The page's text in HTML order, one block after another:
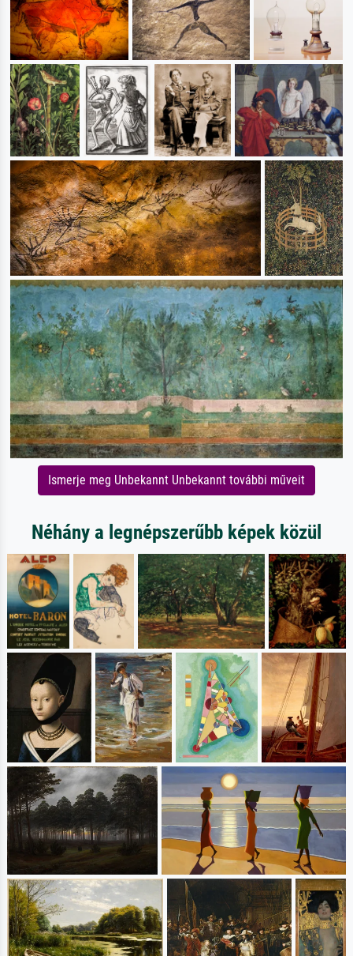
Ismerje meg Unbekannt Unbekannt további műveit
Néhány a legnépszerűbb képek közül